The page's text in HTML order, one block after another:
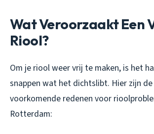
Wat Veroorzaakt Een
Riool?
Om je riool weer vrij te maken, is het
snappen wat het dichtslibt. Hier zijn
voorkomende redenen voor
Rotterdam: